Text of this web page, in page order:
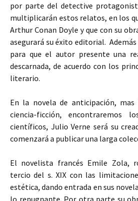
por parte del detective
multiplicarán estos relatos, en los
Arthur Conan Doyle y que con su
asegurará su éxito editorial.
para que el autor presente una
descarnada, de acuerdo con los
literario.
En la novela de anticipación, mas
ciencia-ficción, encontraremos
científicos, Julio Verne será su
comenzará a publicar una larga
El novelista francés Emile Zola,
tercio del s. XIX con las
estética, dando entrada en sus
lo repugnante. Por otra parte su